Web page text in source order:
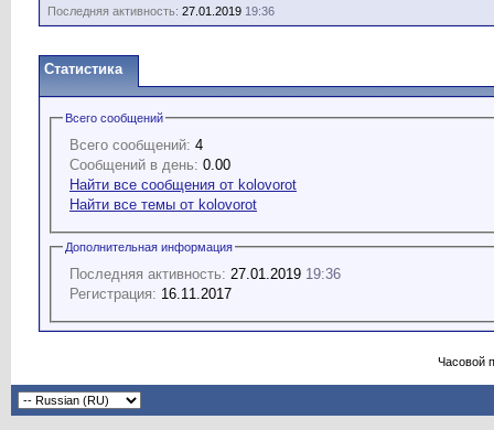
Последняя активность: 27.01.2019 19:36
Статистика
Всего сообщений
Всего сообщений: 4
Сообщений в день: 0.00
Найти все сообщения от kolovorot
Найти все темы от kolovorot
Дополнительная информация
Последняя активность: 27.01.2019 19:36
Регистрация: 16.11.2017
Часовой